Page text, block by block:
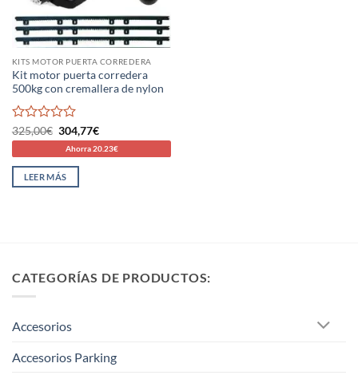
KITS MOTOR PUERTA CORREDERA
Kit motor puerta corredera
500kg con cremallera de nylon
Valorado
con
0
de
325,00€ El
precio
original
era:
325,00€.
304,77€El
precio
actual
es:
Ahorra 20.23€
LEER MÁS
CATEGORÍAS DE PRODUCTOS:
Accesorios
Accesorios Parking